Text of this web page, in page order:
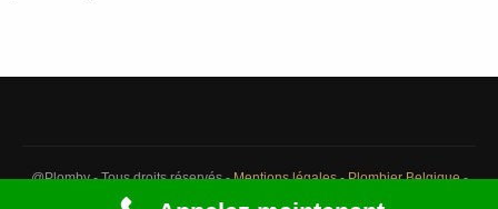
@Plomby - Tous droits réservés -Mentions légales-Plombier Belgique-
Débouchage Belgique